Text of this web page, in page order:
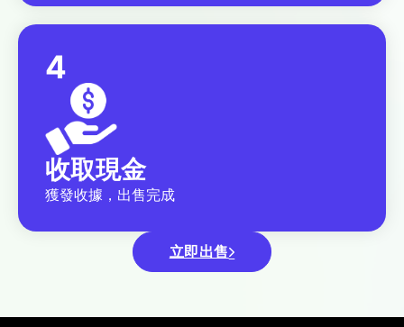
4
收取現金
獲發收據，出售完成
立即出售